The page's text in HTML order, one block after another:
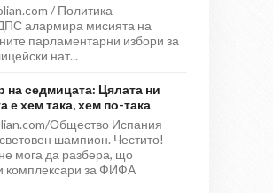
/ Политика
алармира мисията на
парламентарни избори за
нат...
на седмицата: Цялата ни
е хем така, хем по-така
Общество Испания
шампион. Честито!
мога да разбера, що
комплексари за ФИФА